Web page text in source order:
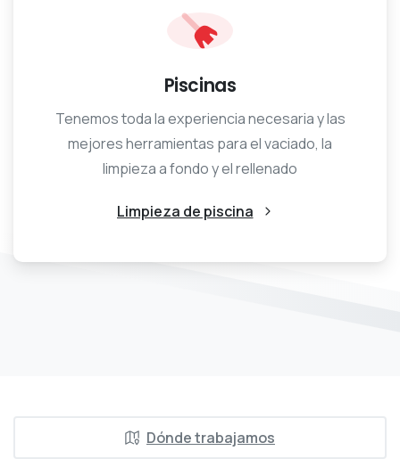
Piscinas
Tenemos toda la experiencia necesaria y las
mejores herramientas para el vaciado, la
limpieza a fondo y el rellenado
Limpieza de piscina
Dónde trabajamos